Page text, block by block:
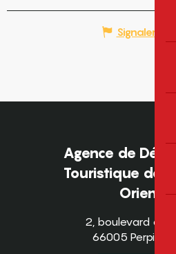
Signaler
Agence de
Touristique des
2, boulevard des
66005